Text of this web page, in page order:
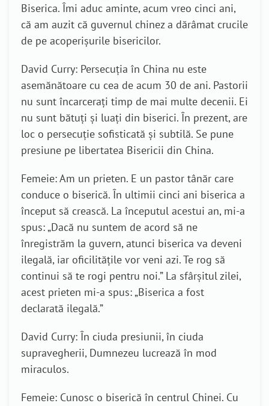
Biserica. Îmi aduc aminte, acum vreo cinci ani,
că am auzit că guvernul chinez a dărâmat crucile
de pe acoperișurile bisericilor.
David Curry: Persecuția în China nu este
asemănătoare cu cea de acum 30 de ani. Pastorii
nu sunt încarcerați timp de mai multe decenii. Ei
nu sunt bătuți și luați din biserici. În prezent, are
loc o persecuție sofisticată și subtilă. Se pune
presiune pe libertatea Bisericii din China.
Femeie: Am un prieten. E un pastor tânăr care
conduce o biserică. În ultimii cinci ani biserica a
început să crească. La începutul acestui an, mi-a
spus: „Dacă nu suntem de acord să ne
înregistrăm la guvern, atunci biserica va deveni
ilegală, iar oficilitățile vor veni azi. Te rog să
continui să te rogi pentru noi.” La sfârșitul zilei,
acest prieten mi-a spus: „Biserica a fost
declarată ilegală.”
David Curry: În ciuda presiunii, în ciuda
supravegherii, Dumnezeu lucrează în mod
miraculos.
Femeie: Cunosc o biserică în centrul Chinei. Cu